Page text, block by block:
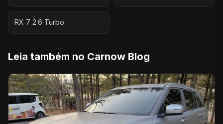
RX 7 2.6 Turbo
Leia também no Carnow Blog